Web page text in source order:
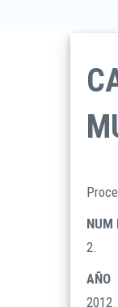
NUM
2.
AÑO
2012